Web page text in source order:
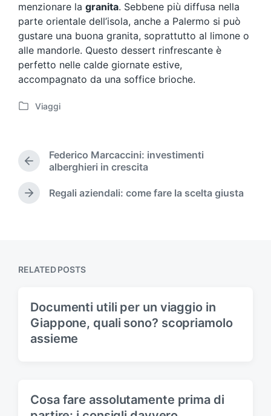
menzionare la granita. Sebbene più diffusa nella
parte orientale dell’isola, anche a Palermo si può
gustare una buona granita, soprattutto al limone o
alle mandorle. Questo dessert rinfrescante è
perfetto nelle calde giornate estive,
accompagnato da una soffice brioche.
P
e
i
n
Viaggi
P
e
v
o
:
Federico Marcaccini: investimenti
alberghieri in crescita
N
s
Regali aziendali: come fare la scelta giusta
RELATED POSTS
Documenti utili per un viaggio in
Giappone, quali sono? scopriamolo
assieme
Cosa fare assolutamente prima di